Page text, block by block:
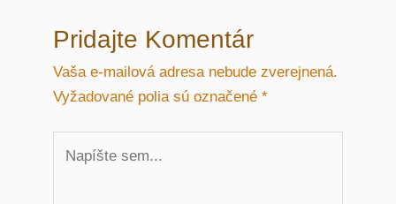
Pridajte Komentár
Vaša e-mailová adresa nebude zverejnená.
Vyžadované polia sú označené *
sem...